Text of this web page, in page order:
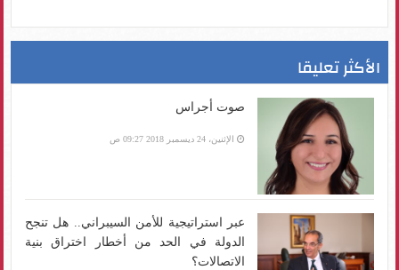
الأكثر تعليقا
صوت أجراس
الإثنين، 24 ديسمبر 2018 09:27 ص
عبر استراتيجية للأمن السيبراني.. هل تنجح
الدولة في الحد من أخطار اختراق بنية
الاتصالات؟